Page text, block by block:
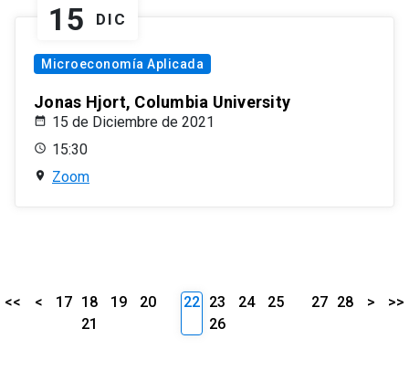
15 DIC
Microeconomía Aplicada
Jonas Hjort, Columbia University
15 de Diciembre de 2021
15:30
Zoom
<< < 17 18 19
20
21
22 23 24
25
26
27 28 > >>